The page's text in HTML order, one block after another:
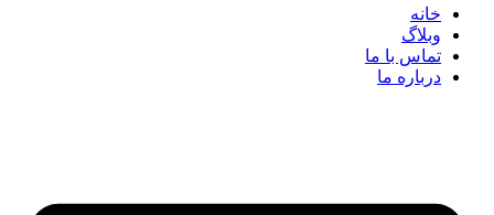
خانه
وبلاگ
تماس با ما
درباره ما